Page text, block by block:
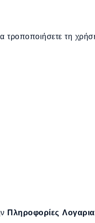
τροποποιήσετε τη
Πληροφορίες